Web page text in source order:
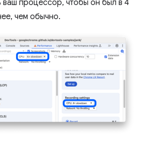
ваш процессор, чтобы он был в 4
чем обычно.